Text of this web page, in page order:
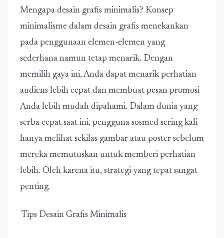
Mengapa desain grafis minimalis? Konsep
minimalisme dalam desain grafis menekankan
pada penggunaan elemen-elemen yang
sederhana namun tetap menarik. Dengan
memilih gaya ini, Anda dapat menarik perhatian
audiens lebih cepat dan membuat pesan promosi
Anda lebih mudah dipahami. Dalam dunia yang
serba cepat saat ini, pengguna sosmed sering kali
hanya melihat sekilas gambar atau poster sebelum
mereka memutuskan untuk memberi perhatian
lebih. Oleh karena itu, strategi yang tepat sangat
penting.
Tips Desain Grafis Minimalis